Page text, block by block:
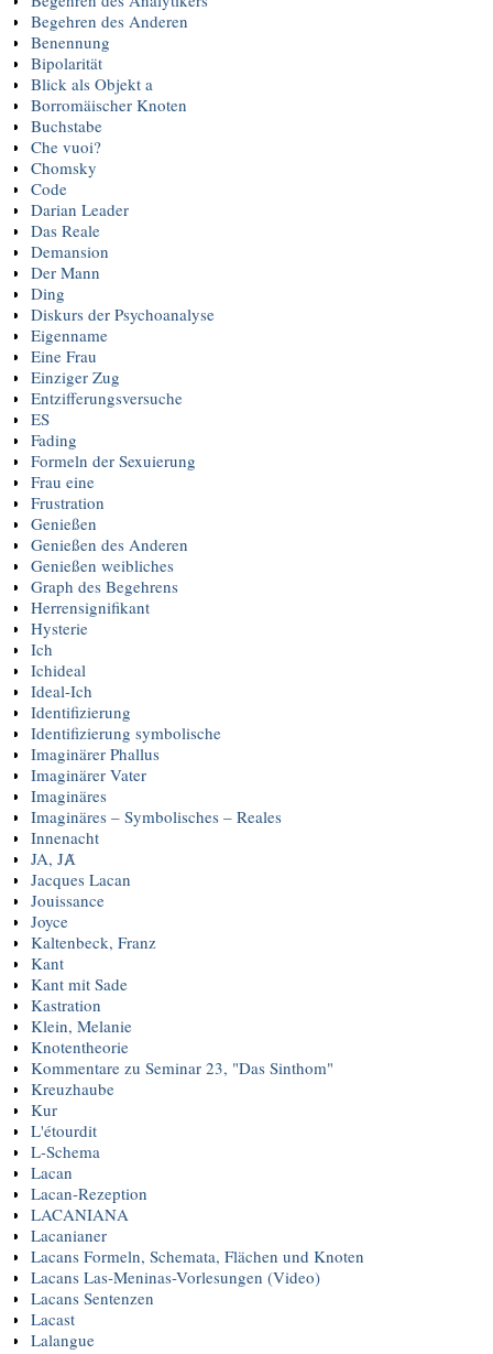
Begehren des Anderen
Benennung
Bipolarität
Blick als Objekt a
Borromäischer Knoten
Buchstabe
Che vuoi?
Chomsky
Code
Darian Leader
Das Reale
Demansion
Der Mann
Ding
Diskurs der Psychoanalyse
Eigenname
Eine Frau
Einziger Zug
Entzifferungsversuche
ES
Fading
Formeln der Sexuierung
Frau eine
Frustration
Genießen
Genießen des Anderen
Genießen weibliches
Graph des Begehrens
Herrensignifikant
Hysterie
Ich
Ichideal
Ideal-Ich
Identifizierung
Identifizierung symbolische
Imaginärer Phallus
Imaginärer Vater
Imaginäres
Imaginäres – Symbolisches – Reales
Innenacht
JA, JȺ
Jacques Lacan
Jouissance
Joyce
Kaltenbeck, Franz
Kant
Kant mit Sade
Kastration
Klein, Melanie
Knotentheorie
Kommentare zu Seminar 23, "Das Sinthom"
Kreuzhaube
Kur
L'étourdit
L-Schema
Lacan
Lacan-Rezeption
LACANIANA
Lacanianer
Lacans Formeln, Schemata, Flächen und Knoten
Lacans Las-Meninas-Vorlesungen (Video)
Lacans Sentenzen
Lacast
Lalangue